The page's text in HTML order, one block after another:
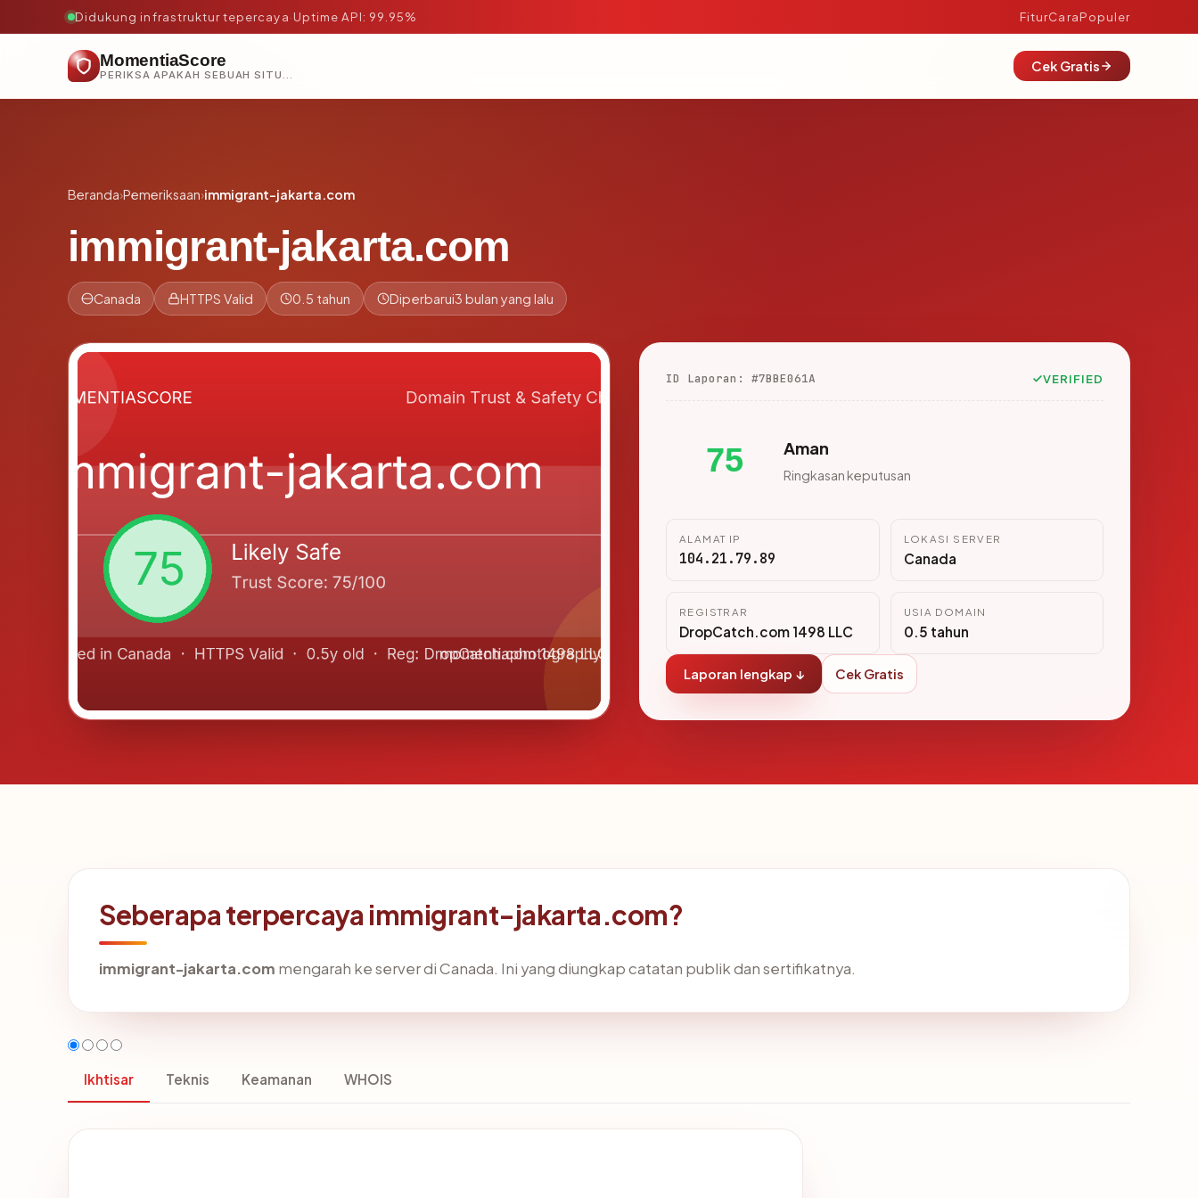
Didukung infrastruktur tepercaya·Uptime API: 99.95% FiturCaraPopuler
MomentiaScore
PERIKSA APAKAH SEBUAH SITUS AMAN, TEPERCAYA, DAN TERVERIFIKASI DALAM HITUNGAN DETIK.
Cek Gratis
Beranda›Pemeriksaan›immigrant-jakarta.com
immigrant-jakarta.com
Canada HTTPS Valid 0.5 tahun Diperbarui3 bulan yang lalu
ID Laporan: #7BBE061A VERIFIED
75 Aman
Ringkasan keputusan
ALAMAT IP
104.21.79.89
LOKASI SERVER
Canada
REGISTRAR
DropCatch.com 1498 LLC
USIA DOMAIN
0.5 tahun
Laporan lengkap ↓ Cek Gratis
Seberapa terpercaya immigrant-jakarta.com?
immigrant-jakarta.com mengarah ke server di Canada. Ini yang diungkap catatan publik dan sertifikatnya.
Ikhtisar Teknis Keamanan WHOIS